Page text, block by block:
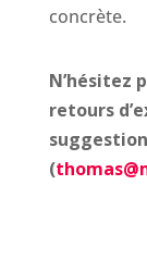
concrète.
N’hésitez
retours
(